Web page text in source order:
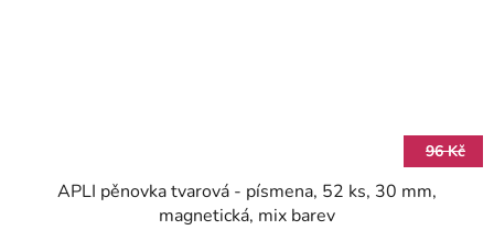
96 Kč
APLI pěnovka tvarová - písmena, 52 ks, 30 mm,
magnetická, mix barev